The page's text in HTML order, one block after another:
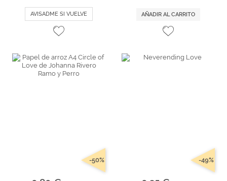
AVISADME SI VUELVE AÑADIR AL CARRITO
-50% -49%